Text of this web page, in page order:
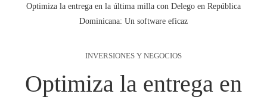
Optimiza la entrega en la última milla con Delego en República
Dominicana: Un software eficaz
INVERSIONES Y NEGOCIOS
Optimiza la entrega en